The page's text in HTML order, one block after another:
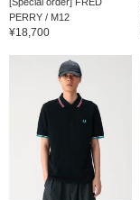
PERRY / M12
¥18,700